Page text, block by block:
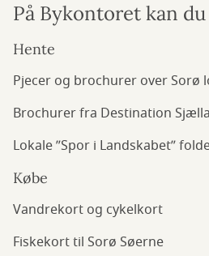
På Bykontoret kan du
Hente
Pjecer og brochurer over Sorø
Brochurer fra Destination
Lokale ”Spor i Landskabet”
Købe
Vandrekort og cykelkort
Fiskekort til Sorø Søerne